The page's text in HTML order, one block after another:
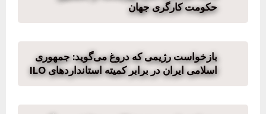
حکومت کارگری جهان
بازخواست رژیمی که دروغ می‌گوید: جمهوری
اسلامی ایران در برابر کمیته استانداردهای ILO